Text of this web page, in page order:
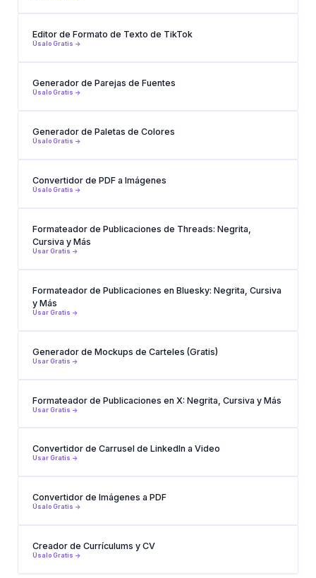
Editor de Formato de Texto de TikTok
Úsalo Gratis ->
Generador de Parejas de Fuentes
Úsalo Gratis ->
Generador de Paletas de Colores
Úsalo Gratis ->
Convertidor de PDF a Imágenes
Úsalo Gratis ->
Formateador de Publicaciones de Threads: Negrita,
Cursiva y Más
Usar Gratis ->
Formateador de Publicaciones en Bluesky: Negrita, Cursiva
y Más
Usar Gratis ->
Generador de Mockups de Carteles (Gratis)
Usar Gratis ->
Formateador de Publicaciones en X: Negrita, Cursiva y Más
Usar Gratis ->
Convertidor de Carrusel de LinkedIn a Video
Usar Gratis ->
Convertidor de Imágenes a PDF
Úsalo Gratis ->
Creador de Currículums y CV
Úsalo Gratis ->